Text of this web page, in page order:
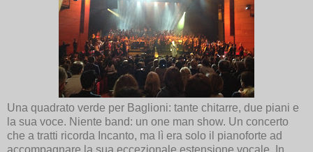
Una quadrato verde per Baglioni: tante chitarre, due piani e
la sua voce. Niente band: un one man show. Un concerto
che a tratti ricorda Incanto, ma lì era solo il pianoforte ad
accompagnare la sua eccezionale estensione vocale. In